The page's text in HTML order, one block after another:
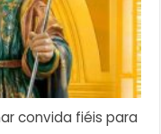
convida fiéis para